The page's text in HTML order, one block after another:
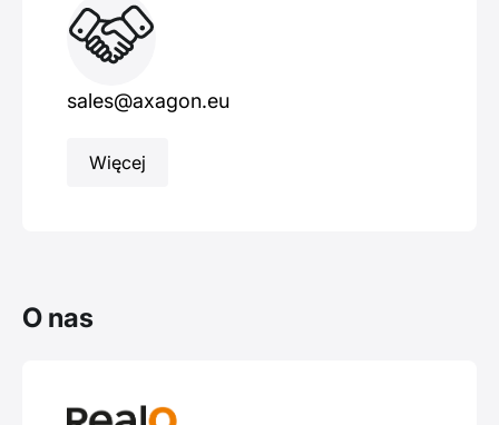
sales@axagon.eu
Więcej
O nas